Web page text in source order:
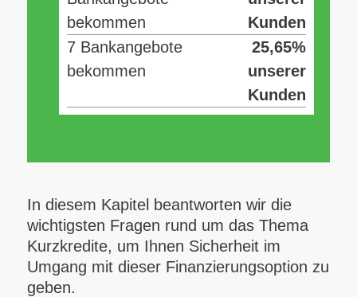
bekommen
Kunden
7 Bankangebote
bekommen
25,65%
unserer
Kunden
In diesem Kapitel beantworten wir die
wichtigsten Fragen rund um das Thema
Kurzkredite, um Ihnen Sicherheit im
Umgang mit dieser Finanzierungsoption zu
geben.